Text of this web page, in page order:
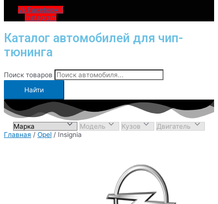
Vk Facebook-f
Instagram
Каталог автомобилей для чип-
тюнинга
Поиск товаров
Найти
Главная / Opel / Insignia